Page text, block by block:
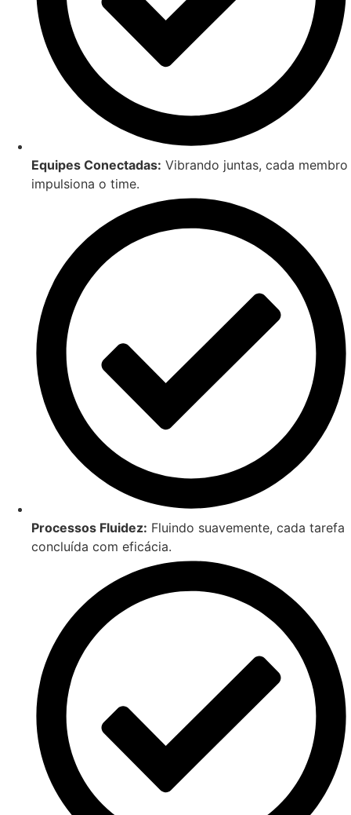
Equipes Conectadas: Vibrando juntas, cada membro
impulsiona o time.
Processos Fluidez: Fluindo suavemente, cada tarefa
concluída com eficácia.